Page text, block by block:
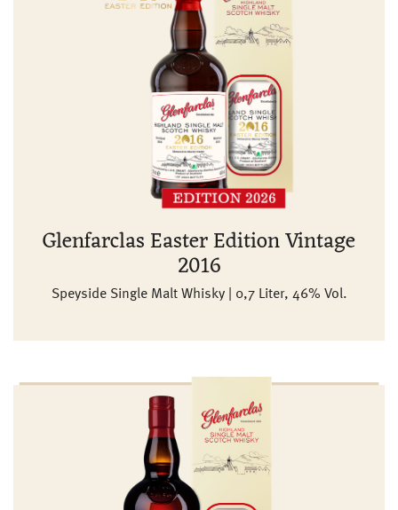
Glenfarclas Easter Edition Vintage
2016
Speyside Single Malt Whisky | 0,7 Liter, 46% Vol.